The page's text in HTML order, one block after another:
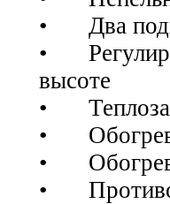
•
Два
•
высоте
•
•
•
•